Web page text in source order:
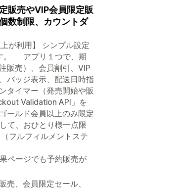
販売やVIP会員限定販
数制限、カウントダ
が利用】 シンプル設定
。 アプリ１つで、期
販売）、会員割引、VIP
バッジ表示、配送日時指
タイマー（発売開始や販
Validation API」を
ールド会員以上のみ限定
て、おひとり様一点限
フルフィルメントステ
ページでも予約販売が
、会員限定セール、